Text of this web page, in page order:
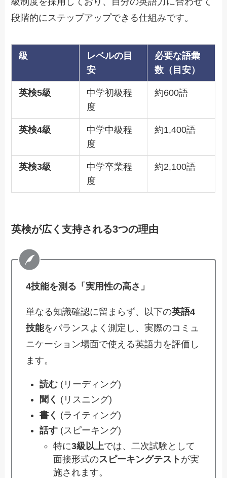
段階的にステップアップできる仕組みです。
級
レベルの目
安
必要な語彙
数（目安）
英検5級
中学初級程
度
約600語
英検4級
中学中級程
度
約1,400語
英検3級
中学卒業程
度
約2,100語
英検が広く支持される3つの理由
4技能を測る「実用性の高さ」
単なる知識確認に留まらず、以下の英語4
技能をバランスよく測定し、実際のコミュ
ニケーション場面で使える英語力を評価し
ます。
読む (リーディング)
聞く (リスニング)
書く (ライティング)
話す (スピーキング)
特に3級以上では、二次試験として
面接形式のスピーキングテスト が実
施されます。